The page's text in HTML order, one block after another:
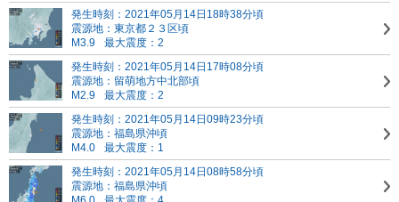
発生時刻：2021年05月14日18時38分頃
震源地：東京都２３区頃
M3.9
最大震度：2
発生時刻：2021年05月14日17時08分頃
震源地：留萌地方中北部頃
M2.9
最大震度：2
発生時刻：2021年05月14日09時23分頃
震源地：福島県沖頃
M4.0
最大震度：1
発生時刻：2021年05月14日08時58分頃
震源地：福島県沖頃